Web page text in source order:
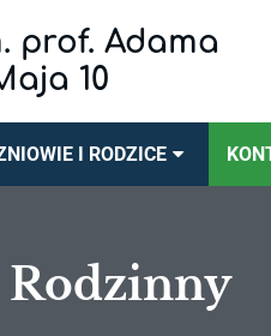
prof. Adama
10
I RODZICE
Rodzinny